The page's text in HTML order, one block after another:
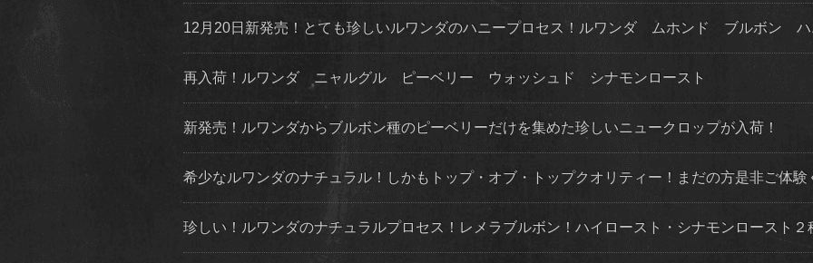
12月20日新発売！とても珍しいルワンダのハニープロセス！ルワンダ ムホンド ブルボン
再入荷！ルワンダ ニャルグル ピーベリー ウォッシュド シナモンロースト
新発売！ルワンダからブルボン種のピーベリーだけを集めた珍しいニュークロップが入荷！
希少なルワンダのナチュラル！しかもトップ・オブ・トップクオリティー！まだの方是非ご体験
珍しい！ルワンダのナチュラルプロセス！レメラブルボン！ハイロースト・シナモンロースト２